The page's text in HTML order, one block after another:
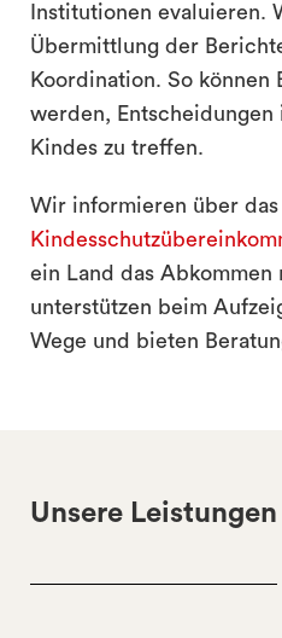
Institutionen evaluieren.
Übermittlung der
Koordination. So können
werden, Entscheidungen
Kindes zu treffen.
Wir informieren über das
ein Land das Abkommen
unterstützen beim
Wege und bieten
Unsere Leistungen